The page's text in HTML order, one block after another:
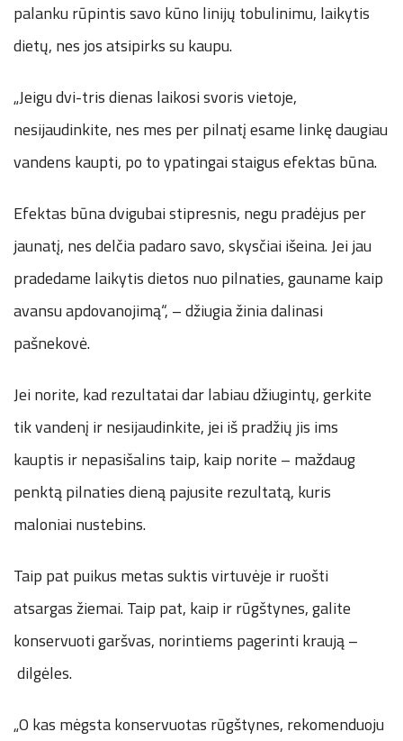
palanku rūpintis savo kūno linijų tobulinimu, laikytis
dietų, nes jos atsipirks su kaupu.
„Jeigu dvi-tris dienas laikosi svoris vietoje,
nesijaudinkite, nes mes per pilnatį esame linkę daugiau
vandens kaupti, po to ypatingai staigus efektas būna.
Efektas būna dvigubai stipresnis, negu pradėjus per
jaunatį, nes delčia padaro savo, skysčiai išeina. Jei jau
pradedame laikytis dietos nuo pilnaties, gauname kaip
avansu apdovanojimą“, – džiugia žinia dalinasi
pašnekovė.
Jei norite, kad rezultatai dar labiau džiugintų, gerkite
tik vandenį ir nesijaudinkite, jei iš pradžių jis ims
kauptis ir nepasišalins taip, kaip norite – maždaug
penktą pilnaties dieną pajusite rezultatą, kuris
maloniai nustebins.
Taip pat puikus metas suktis virtuvėje ir ruošti
atsargas žiemai. Taip pat, kaip ir rūgštynes, galite
konservuoti garšvas, norintiems pagerinti kraują –
dilgėles.
„O kas mėgsta konservuotas rūgštynes, rekomenduoju